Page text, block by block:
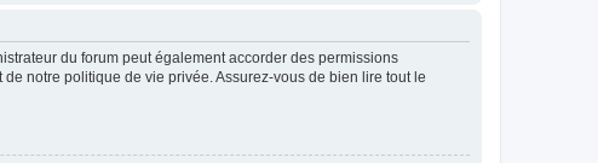
du forum peut également accorder des permissions
notre politique de vie privée. Assurez-vous de bien lire tout le